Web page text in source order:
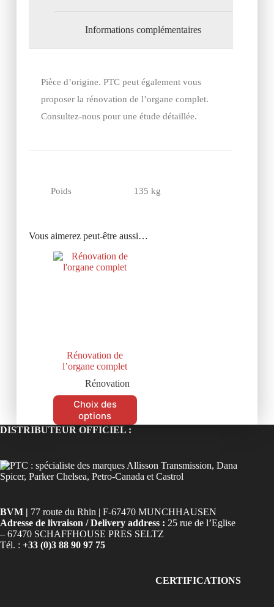
Informations complémentaires
Pièce d’origine. PTC peut également vous
proposer la rénovation de l’organe complet.
Consultez-nous pour une étude détaillée.
Poids 135 kg
Vous aimerez peut-être aussi…
Rénovation de
l’organe complet
Rénovation
Choix des
options
DISTRIBUTEUR OFFICIEL :
BVM | 77 route du Rhin | F-67470 MUNCHHAUSEN
Adresse de livraison / Delivery address : 25 rue de l’Eglise
– 67470 SCHAFFHOUSE PRES SELTZ
Tél. : +33 (0)3 88 90 97 75
CERTIFICATIONS